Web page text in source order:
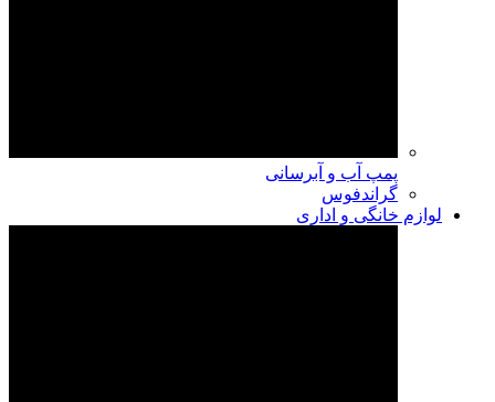
پمپ آب و آبرسانی
گراندفوس
لوازم خانگی و اداری